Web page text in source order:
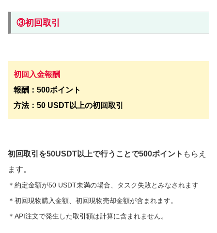
③初回取引
初回入金報酬
報酬：500ポイント
方法：50 USDT以上の初回取引
初回取引を50USDT以上で行うことで500ポイント もらえ
ます。
＊約定金額が50 USDT未満の場合、タスク失敗とみなされます
＊初回現物購入金額、初回現物売却金額が含まれます。
＊API注文で発生した取引額は計算に含まれません。